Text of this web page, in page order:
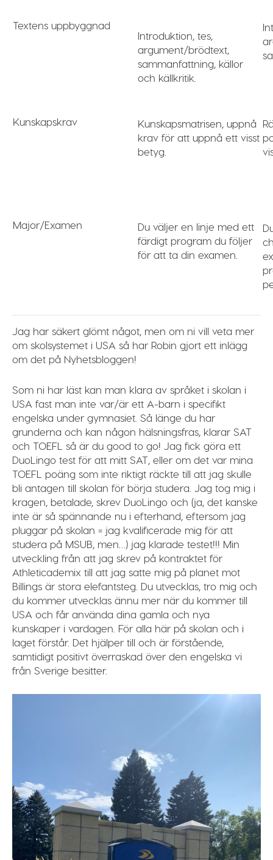
Textens uppbyggnad
Introduktion, tes,
argument/brödtext,
sammanfattning, källor
och källkritik.
Kunskapskrav
Kunskapsmatrisen, uppnå
krav för att uppnå ett visst
betyg.
Major/Examen
Du väljer en linje med ett
färdigt program du följer
för att ta din examen.
Jag har säkert glömt något, men om ni vill veta mer
om skolsystemet i USA så har Robin gjort ett inlägg
om det på Nyhetsbloggen!
Som ni har läst kan man klara av språket i skolan i
USA fast man inte var/är ett A-barn i specifikt
engelska under gymnasiet. Så länge du har
grunderna och kan någon hälsningsfras, klarar SAT
och TOEFL så är du good to go! Jag fick göra ett
DuoLingo test för att mitt SAT, eller om det var mina
TOEFL poäng som inte riktigt räckte till att jag skulle
bli antagen till skolan för börja studera. Jag tog mig i
kragen, betalade, skrev DuoLingo och (ja, det kanske
inte är så spännande nu i efterhand, eftersom jag
pluggar på skolan = jag kvalificerade mig för att
studera på MSUB, men…) jag klarade testet!!! Min
utveckling från att jag skrev på kontraktet för
Athleticademix till att jag satte mig på planet mot
Billings är stora elefantsteg. Du utvecklas, tro mig och
du kommer utvecklas ännu mer när du kommer till
USA och får använda dina gamla och nya
kunskaper i vardagen. För alla här på skolan och i
laget förstår. Det hjälper till och är förstående,
samtidigt positivt överraskad över den engelska vi
från Sverige besitter.